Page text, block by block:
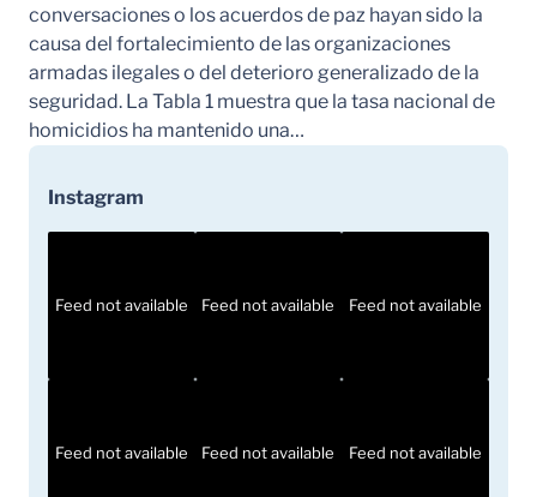
conversaciones o los acuerdos de paz hayan sido la
causa del fortalecimiento de las organizaciones
armadas ilegales o del deterioro generalizado de la
seguridad. La Tabla 1 muestra que la tasa nacional de
homicidios ha mantenido una…
Instagram
Feed not available Feed not available Feed not available
Feed not available Feed not available Feed not available